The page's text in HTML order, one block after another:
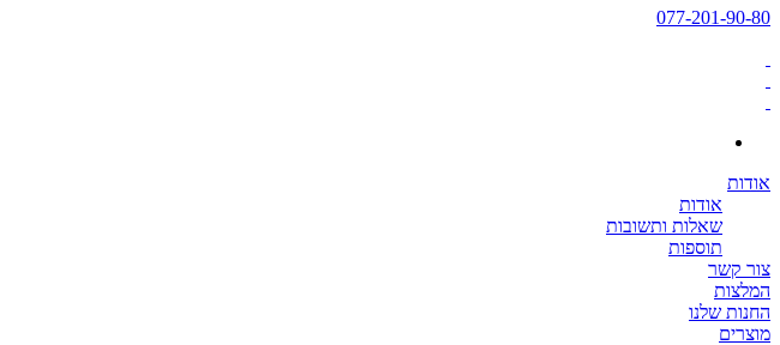
077-201-90-80
אודות
אודות
שאלות ותשובות
תוספות
צור קשר
המלצות
החנות שלנו
מוצרים